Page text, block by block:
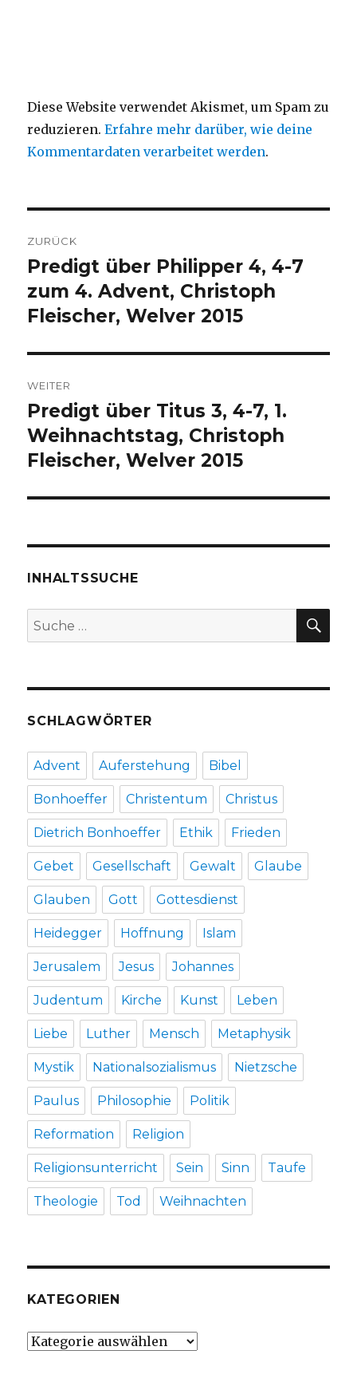
Diese Website verwendet Akismet, um Spam zu
reduzieren.Erfahre mehr darüber, wie deine
Kommentardaten verarbeitet werden.
ZURÜCK
Vorheriger
Beitrag:
Predigt über Philipper 4, 4-7
zum 4. Advent, Christoph
Fleischer, Welver 2015
WEITER
Nächster
Beitrag:
Predigt über Titus 3, 4-7, 1.
Weihnachtstag, Christoph
Fleischer, Welver 2015
INHALTSSUCHE
Suche
nach:
SCHLAGWÖRTER
Advent Auferstehung Bibel
Bonhoeffer Christentum Christus
Dietrich Bonhoeffer Ethik Frieden
Gebet Gesellschaft Gewalt Glaube
Glauben Gott Gottesdienst
Heidegger Hoffnung Islam
Jerusalem Jesus Johannes
Judentum Kirche Kunst Leben
Liebe Luther Mensch Metaphysik
Mystik Nationalsozialismus Nietzsche
Paulus Philosophie Politik
Reformation Religion
Religionsunterricht Sein Sinn Taufe
Theologie Tod Weihnachten
KATEGORIEN
Kategorien